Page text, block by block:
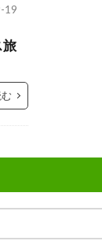
19
旅